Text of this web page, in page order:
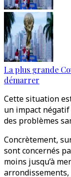
La plus grande
démarrer
Cette situation
un impact
des problèmes
Concrètement,
sont concernés
moins jusqu’à
arrondissements,